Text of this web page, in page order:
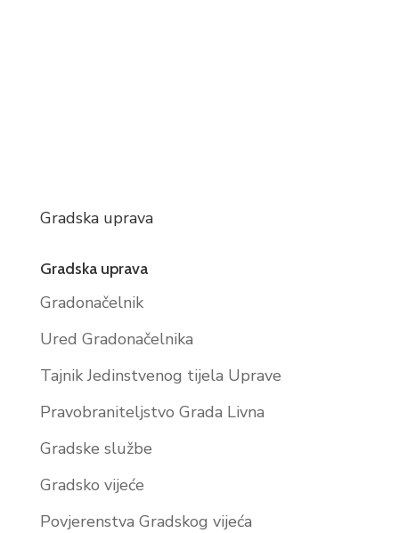
Gradska uprava
Gradska uprava
Gradonačelnik
Ured Gradonačelnika
Tajnik Jedinstvenog tijela Uprave
Pravobraniteljstvo Grada Livna
Gradske službe
Gradsko vijeće
Povjerenstva Gradskog vijeća